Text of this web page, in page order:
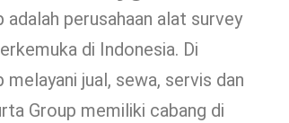
adalah perusahaan alat survey
di Indonesia. Di
melayani jual, sewa, servis dan
Group memiliki cabang di